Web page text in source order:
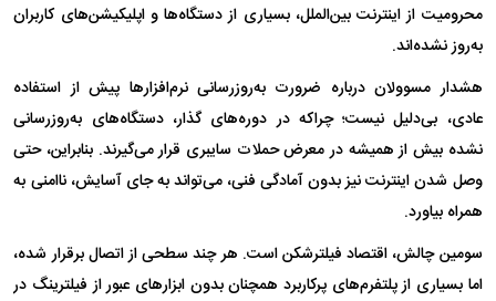
محرومیت از اینترنت بین‌الملل، بسیاری از دستگاه‌ها و اپلیکیشن‌های کاربران
به‌روز نشده‌اند.
هشدار مسوولان درباره ضرورت به‌روزرسانی نرم‌افزار‌ها پیش از استفاده
عادی، بی‌دلیل نیست؛ چراکه در دوره‌های گذار، دستگاه‌های به‌روزرسانی
نشده بیش از همیشه در معرض حملات سایبری قرار می‌گیرند. بنابراین، حتی
وصل شدن اینترنت نیز بدون آمادگی فنی، می‌تواند به جای آسایش، ناامنی به
همراه بیاورد.
سومین چالش، اقتصاد فیلترشکن است. هر چند سطحی از اتصال برقرار شده،
اما بسیاری از پلتفرم‌های پرکاربرد همچنان بدون ابزار‌های عبور از فیلترینگ در